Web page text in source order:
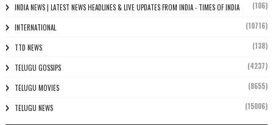
INDIA NEWS | LATEST NEWS HEADLINES & LIVE UPDATES FROM INDIA - TIMES OF INDIA (106)
INTERNATIONAL (10716)
TTD NEWS (138)
TELUGU GOSSIPS (4237)
TELUGU MOVIES (8655)
TELUGU NEWS (15006)